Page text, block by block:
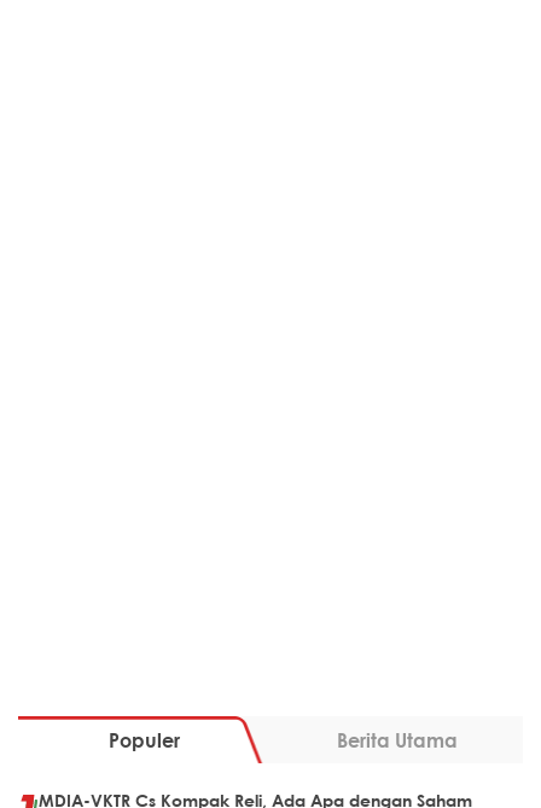
Populer Berita Utama
MDIA-VKTR Cs Kompak Reli, Ada Apa dengan Saham